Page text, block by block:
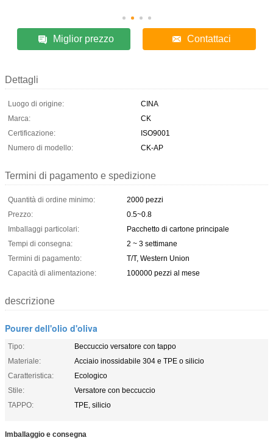
Miglior prezzo Contattaci
Dettagli
Luogo di origine:
CINA
Marca:
CK
Certificazione:
ISO9001
Numero di modello:
CK-AP
Termini di pagamento e spedizione
Quantità di ordine minimo:
2000 pezzi
Prezzo:
0.5~0.8
Imballaggi particolari:
Pacchetto di cartone principale
Tempi di consegna:
2 ~ 3 settimane
Termini di pagamento:
T/T, Western Union
Capacità di alimentazione:
100000 pezzi al mese
descrizione
Pourer dell'olio d'oliva
Tipo:
Beccuccio versatore con tappo
Materiale:
Acciaio inossidabile 304 e TPE o silicio
Caratteristica:
Ecologico
Stile:
Versatore con beccuccio
TAPPO:
TPE, silicio
Imballaggio e consegna